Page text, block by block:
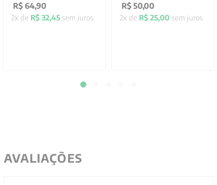
R$ 64,90
2x de R$ 32,45 sem juros
R$ 50,00
2x de R$ 25,00 sem juros
AVALIAÇÕES